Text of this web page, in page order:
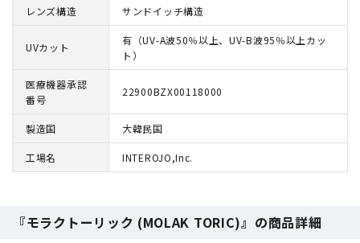
レンズ構造 サンドイッチ構造
UVカット
有（UV-A波50％以上、UV-B波95％以上カッ
ト）
医療機器承認
番号
22900BZX00118000
製造国 大韓民国
工場名 INTEROJO,Inc.
『モラクトーリック (MOLAK TORIC)』の商品詳細